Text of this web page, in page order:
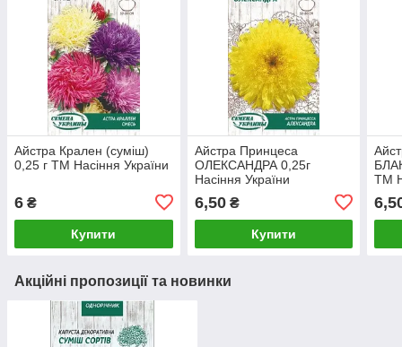
Айстра Крален (суміш)
0,25 г ТМ Насіння України
6 ₴
Купити
Айстра Принцеса
ОЛЕКСАНДРА 0,25г
Насіння України
6,50₴
Купити
ТМ
Акційні пропозиції та новинки